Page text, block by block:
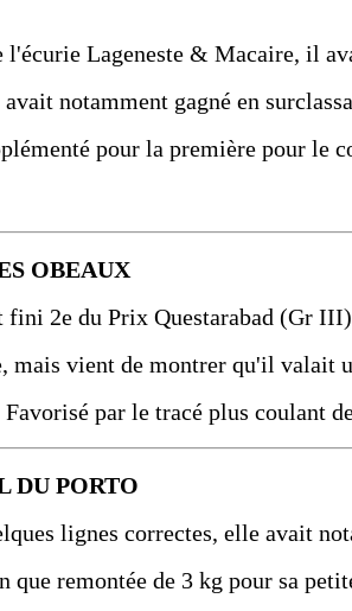
l'écurie Lageneste & Macaire, il
notamment gagné en
pour la première pour le
OBEAUX
fini 2e du Prix Questarabad (Gr
mais vient de montrer qu'il valait
par le tracé plus coulant
DU PORTO
lignes correctes, elle avait
que remontée de 3 kg pour sa